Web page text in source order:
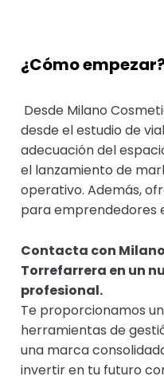
¿Cómo
Desde Milano
desde el estudio de
adecuación del
el lanzamiento de
operativo. Además,
para emprendedores
Contacta con
Torrefarrera en un
profesional.
Te proporcionamos
herramientas de
una marca
invertir en tu futuro